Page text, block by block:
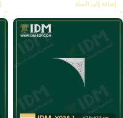
إضافة إلى السلة